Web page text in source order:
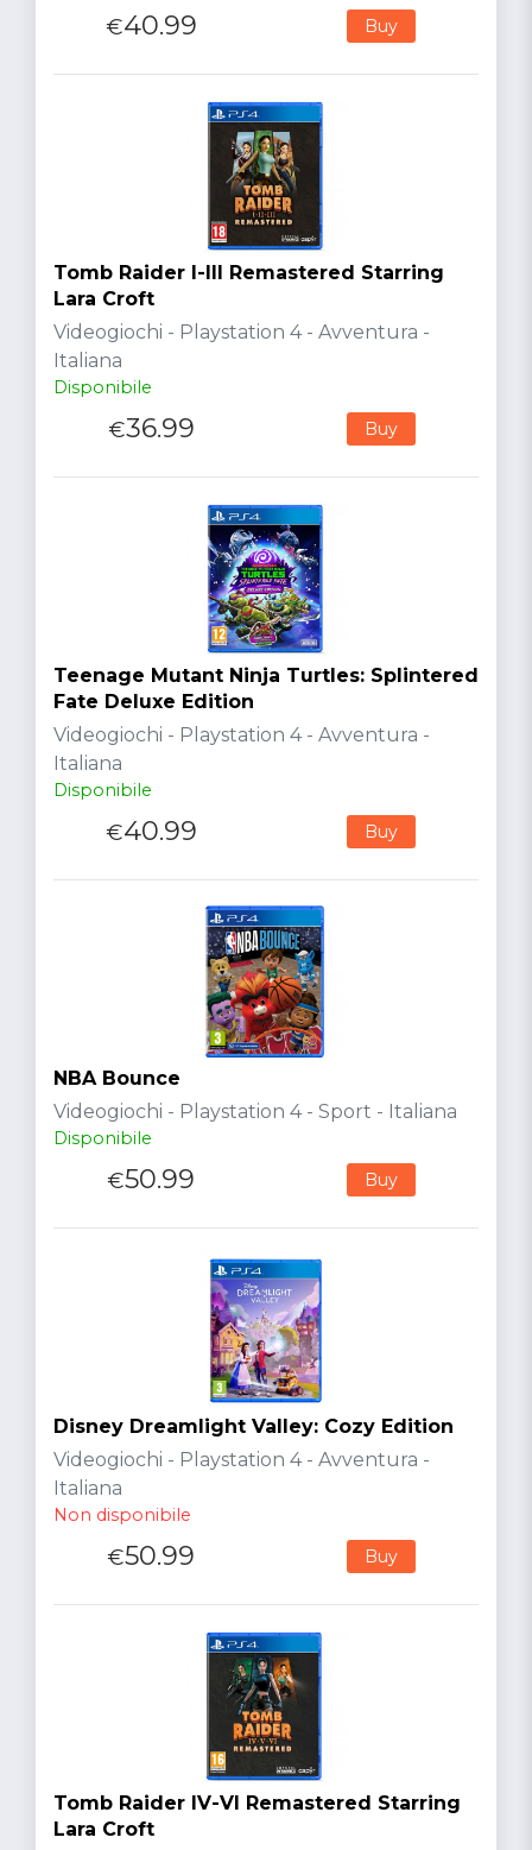
€40.99 Buy
Tomb Raider I-III Remastered Starring
Lara Croft
Videogiochi - Playstation 4 - Avventura -
Italiana
Disponibile
€36.99 Buy
Teenage Mutant Ninja Turtles: Splintered
Fate Deluxe Edition
Videogiochi - Playstation 4 - Avventura -
Italiana
Disponibile
€40.99 Buy
NBA Bounce
Videogiochi - Playstation 4 - Sport - Italiana
Disponibile
€50.99 Buy
Disney Dreamlight Valley: Cozy Edition
Videogiochi - Playstation 4 - Avventura -
Italiana
Non disponibile
€50.99 Buy
Tomb Raider IV-VI Remastered Starring
Lara Croft